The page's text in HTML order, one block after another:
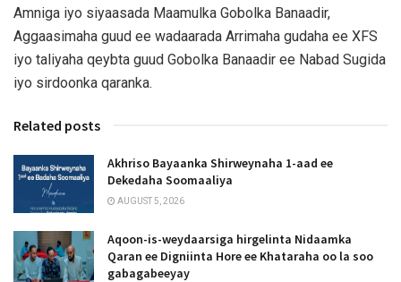
Amniga iyo siyaasada Maamulka Gobolka Banaadir,
Aggaasimaha guud ee wadaarada Arrimaha gudaha ee XFS
iyo taliyaha qeybta guud Gobolka Banaadir ee Nabad Sugida
iyo sirdoonka qaranka.
Related posts
Akhriso Bayaanka Shirweynaha 1-aad ee
Dekedaha Soomaaliya
AUGUST 5, 2026
Aqoon-is-weydaarsiga hirgelinta Nidaamka
Qaran ee Digniinta Hore ee Khataraha oo la soo
gabagabeeyay